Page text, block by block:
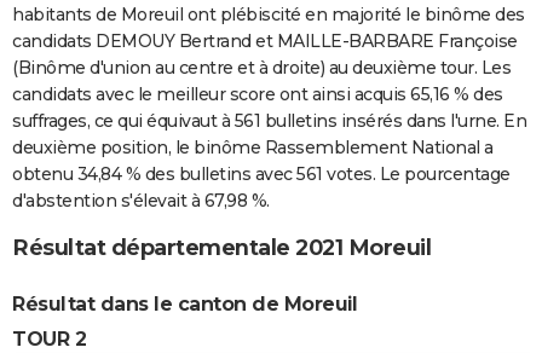
habitants de Moreuil ont plébiscité en majorité le binôme des
candidats DEMOUY Bertrand et MAILLE-BARBARE Françoise
(Binôme d'union au centre et à droite) au deuxième tour. Les
candidats avec le meilleur score ont ainsi acquis 65,16 % des
suffrages, ce qui équivaut à 561 bulletins insérés dans l'urne. En
deuxième position, le binôme Rassemblement National a
obtenu 34,84 % des bulletins avec 561 votes. Le pourcentage
d'abstention s'élevait à 67,98 %.
Résultat départementale 2021 Moreuil
Résultat dans le canton de Moreuil
TOUR 2